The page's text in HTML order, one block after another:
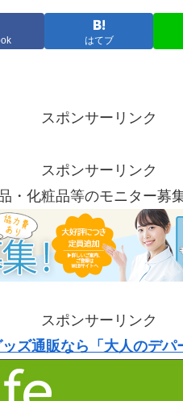
はてブ
スポンサーリンク
スポンサーリンク
・化粧品等のモニター
スポンサーリンク
ズ通販なら「大人のデパ